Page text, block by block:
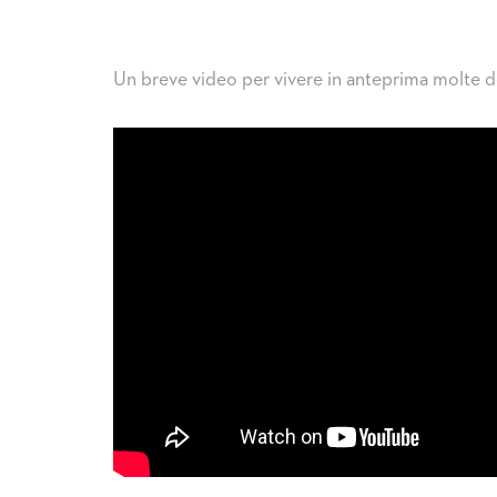
Un breve video per vivere in anteprima molte